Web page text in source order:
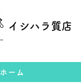
イシハラ質店
ホーム